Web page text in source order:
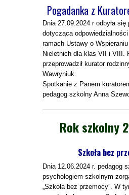
Pogadanka z
Dnia 27.09.2024 r odbyła się
dotycząca
ramach Ustawy o
Nieletnich dla klas VII i VIII.
przeprowadził kurator
Wawryniuk.
Spotkanie z Panem
pedagog szkolny Anna
Rok szkolny
Szkoła bez
Dnia 12.06.2024 r. pedagog
psychologiem szkolnym
„Szkoła bez przemocy”. W